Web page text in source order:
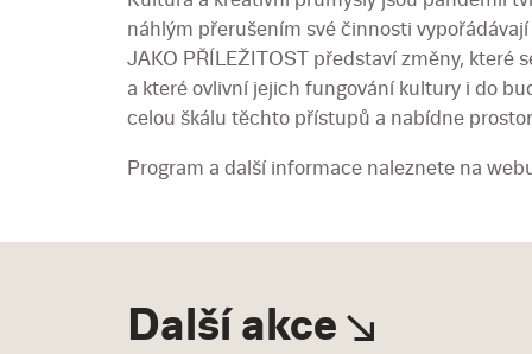
náhlým přerušením své činnosti
JAKO PŘÍLEŽITOST představí změny, které
a které ovlivní jejich fungování kultury i do
celou škálu těchto přístupů a nabídne
Program a další informace naleznete na
Další akce